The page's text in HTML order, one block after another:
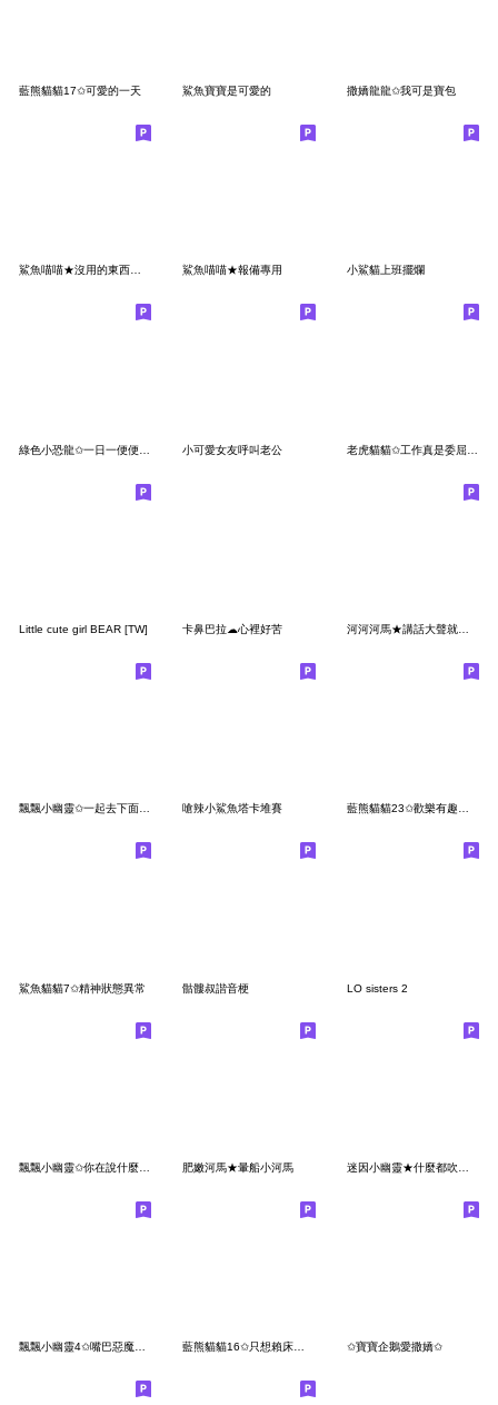
藍熊貓貓17✩可愛的一天 鯊魚寶寶是可愛的 撒嬌龍龍✩我可是寶包
鯊魚喵喵★沒用的東西切掉算了 鯊魚喵喵★報備專用 小鯊貓上班擺爛
小可愛女友呼叫老公 老虎貓貓✩工作真是委屈寶寶了✩
Little cute girl BEAR [TW] 卡鼻巴拉☁︎心裡好苦 河河河馬★講話大聲就贏了(修訂)
飄飄小幽靈✩一起去下面旅遊 嗆辣小鯊魚塔卡堆賽 藍熊貓貓23✩歡樂有趣日常生活
鯊魚貓貓7✩精神狀態異常 骷髏叔諧音梗 LO sisters 2
肥嫩河馬★暈船小河馬
飄飄小幽靈4✩嘴巴惡魔附身 藍熊貓貓16✩只想賴床的一天 ✩寶寶企鵝愛撒嬌✩